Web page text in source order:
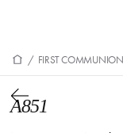
/ FIRST COMMUNION
A851